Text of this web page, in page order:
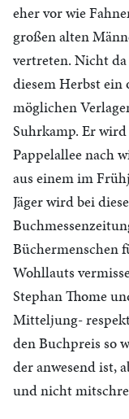
eher vor wie
großen alten
vertreten. Nicht
diesem Herbst ein
möglichen
Suhrkamp. Er
Pappelallee nach
aus einem im
Jäger wird bei
Büchermenschen
Wohllauts
Stephan Thome
Mitteljung-
den Buchpreis so
der anwesend ist,
und nicht